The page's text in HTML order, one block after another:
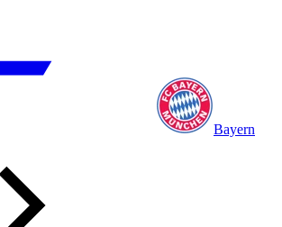
Bayern